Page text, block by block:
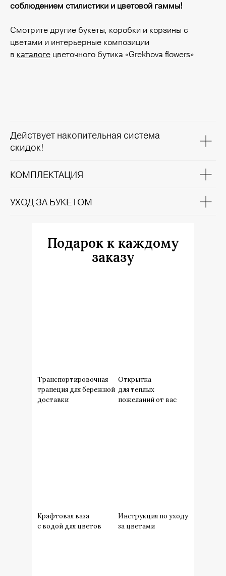
соблюдением стилистики и цветовой гаммы!
Смотрите другие букеты, коробки и корзины с
цветами и интерьерные композиции
в каталоге цветочного бутика «Grekhova flowers»
Действует накопительная система
скидок!
КОМПЛЕКТАЦИЯ
УХОД ЗА БУКЕТОМ
Транспортировочная
трапеция для бережной
доставки
Открытка
для теплых
пожеланий от вас
Крафтовая ваза
с водой для цветов
Инструкция по уходу
за цветами
Подарок к каждому
заказу